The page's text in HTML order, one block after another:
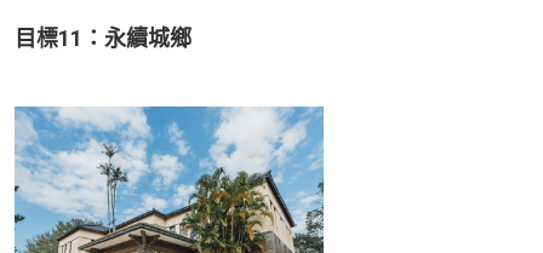
目標11：永續城鄉